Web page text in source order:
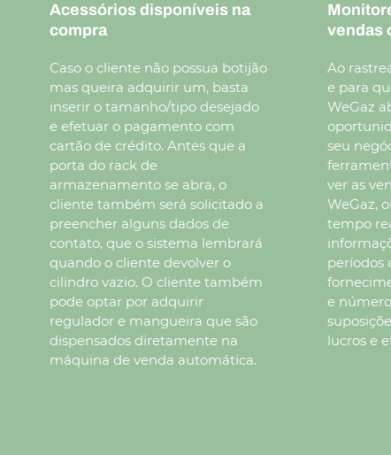
Acessórios disponíveis na
compra
Caso o cliente não possua botijão
mas queira adquirir um, basta
inserir o tamanho/tipo desejado
e efetuar o pagamento com
cartão de crédito. Antes que a
porta do rack de
armazenamento se abra, o
cliente também será solicitado a
preencher alguns dados de
contato, que o sistema lembrará
quando o cliente devolver o
cilindro vazio. O cliente também
pode optar por adquirir
regulador e mangueira que são
dispensados ​​diretamente na
máquina de venda automática.
vendas
Ao
e para
WeGaz
seu
ver as
WeGaz,
tempo
períodos
e
lucros e